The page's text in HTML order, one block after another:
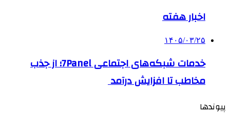
اخبار هفته
۱۴۰۵/۰۳/۲۵
خدمات شبکه‌های اجتماعی 7Panel؛ از جذب
مخاطب تا افزایش درآمد
پیوندها